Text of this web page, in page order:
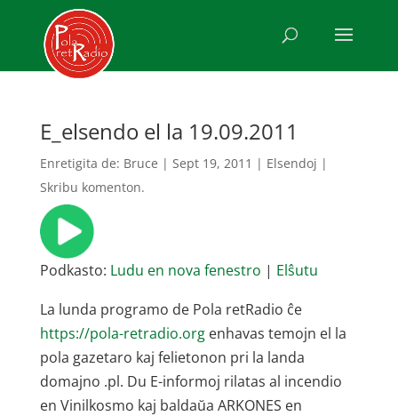
E_elsendo el la 19.09.2011
Enretigita de: Bruce | Sept 19, 2011 | Elsendoj |
Skribu komenton.
Podkasto: Ludu en nova fenestro | Elŝutu
La lunda programo de Pola retRadio ĉe
https://pola-retradio.orgenhavas temojn el la
pola gazetaro kaj felietonon pri la landa
domajno .pl. Du E-informoj rilatas al incendio
en Vinilkosmo kaj baldaŭa ARKONES en